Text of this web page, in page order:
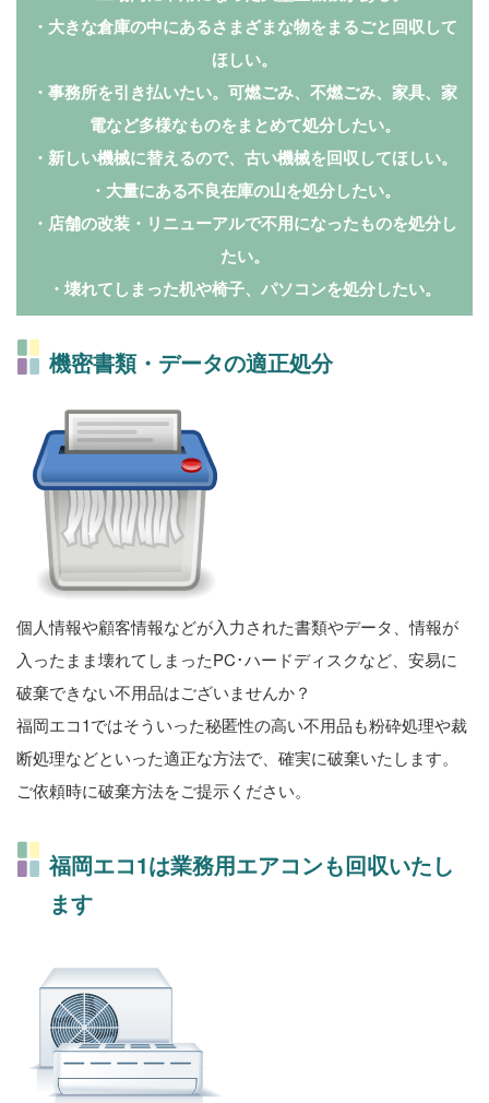
・大きな倉庫の中にあるさまざまな物をまるごと回収して
ほしい。
・事務所を引き払いたい。可燃ごみ、不燃ごみ、家具、家
電など多様なものをまとめて処分したい。
・新しい機械に替えるので、古い機械を回収してほしい。
・大量にある不良在庫の山を処分したい。
・店舗の改装・リニューアルで不用になったものを処分し
たい。
・壊れてしまった机や椅子、パソコンを処分したい。
機密書類・データの適正処分
個人情報や顧客情報などが入力された書類やデータ、情報が
入ったまま壊れてしまったPC･ハードディスクなど、安易に
破棄できない不用品はございませんか？
福岡エコ1ではそういった秘匿性の高い不用品も粉砕処理や裁
断処理などといった適正な方法で、確実に破棄いたします。
ご依頼時に破棄方法をご提示ください。
福岡エコ1は業務用エアコンも回収いたし
ます